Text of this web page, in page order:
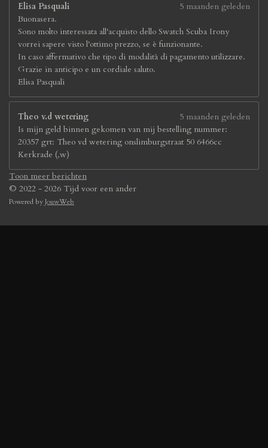
Elisa Pasquali
5 maanden geleden
Buonasera.
Sono molto interessata all'acquisto dello Swatch Scuba Irony
vorrei sapere visto l'ottimo prezzo, se è funzionante.
In caso affermativo che tipo di modalità di pagamento utilizzare.
Grazie in anticipo e un cordiale saluto.
Elisa Pasquali
Theo v.d wetering
5 maanden geleden
Is mijn geld binnen gekomen van mij bestelling nummer:
20357 grt: Theo vd wetering onslimburgstraat 50 6466cc
Kerkrade (,w)
Toon meer berichten
© 2022 - 2026 Tijd voor een ander
Powered byJouwWeb